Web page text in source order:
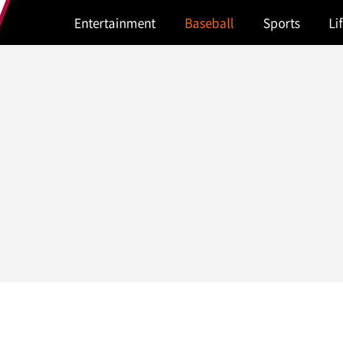
Entertainment Baseball Sports